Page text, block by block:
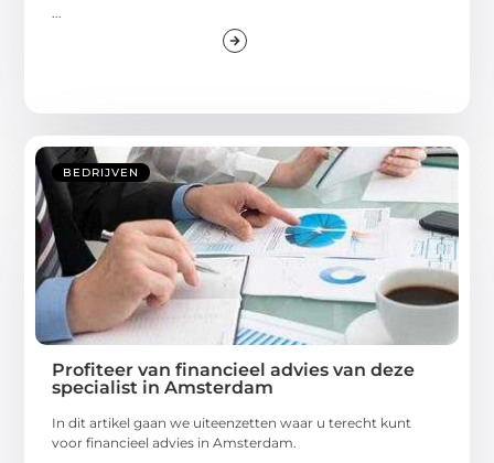
...
BEDRIJVEN
Profiteer van financieel advies van deze
specialist in Amsterdam
In dit artikel gaan we uiteenzetten waar u terecht kunt
voor financieel advies in Amsterdam.